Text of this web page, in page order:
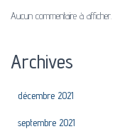
Aucun commentaire à afficher.
Archives
décembre 2021
septembre 2021